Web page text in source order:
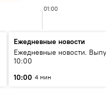
01:00
Ежедневные новости
Ежедневные новости.
10:00
10:00 4 мин